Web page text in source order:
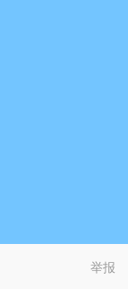
举报